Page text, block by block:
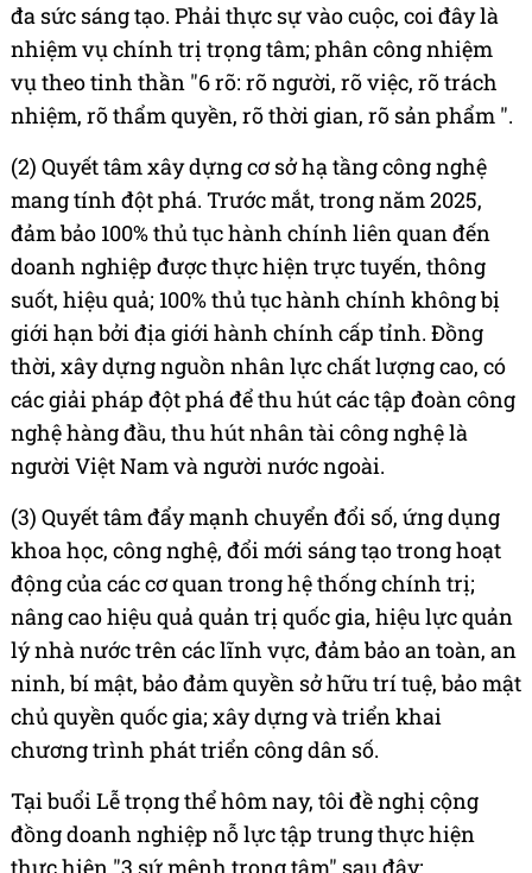
đa sức sáng tạo. Phải thực sự vào cuộc, coi đây là
nhiệm vụ chính trị trọng tâm; phân công nhiệm
vụ theo tinh thần "6 rõ: rõ người, rõ việc, rõ trách
nhiệm, rõ thẩm quyền, rõ thời gian, rõ sản phẩm ".
(2) Quyết tâm xây dựng cơ sở hạ tầng công nghệ
mang tính đột phá. Trước mắt, trong năm 2025,
đảm bảo 100% thủ tục hành chính liên quan đến
doanh nghiệp được thực hiện trực tuyến, thông
suốt, hiệu quả; 100% thủ tục hành chính không bị
giới hạn bởi địa giới hành chính cấp tỉnh. Đồng
thời, xây dựng nguồn nhân lực chất lượng cao, có
các giải pháp đột phá để thu hút các tập đoàn công
nghệ hàng đầu, thu hút nhân tài công nghệ là
người Việt Nam và người nước ngoài.
(3) Quyết tâm đẩy mạnh chuyển đổi số, ứng dụng
khoa học, công nghệ, đổi mới sáng tạo trong hoạt
động của các cơ quan trong hệ thống chính trị;
nâng cao hiệu quả quản trị quốc gia, hiệu lực quản
lý nhà nước trên các lĩnh vực, đảm bảo an toàn, an
ninh, bí mật, bảo đảm quyền sở hữu trí tuệ, bảo mật
chủ quyền quốc gia; xây dựng và triển khai
chương trình phát triển công dân số.
Tại buổi Lễ trọng thể hôm nay, tôi đề nghị cộng
đồng doanh nghiệp nỗ lực tập trung thực hiện